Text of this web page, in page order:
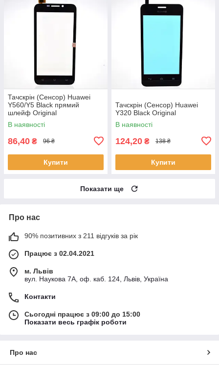
Тачскрін (Сенсор) Huawei
Y560/Y5 Black прямий
шлейф Original
В наявності
86,40 ₴ 96 ₴
Купити
Тачскрін (Сенсор) Huawei
Y320 Black Original
В наявності
124,20 ₴ 138 ₴
Купити
Показати ще
Про нас
90% позитивних з 211 відгуків за рік
Працює з 02.04.2021
м. Львів
вул. Наукова 7А, оф. каб. 124, Львів, Україна
Контакти
Сьогодні працює з 09:00 до 15:00
Показати весь графік роботи
Про нас